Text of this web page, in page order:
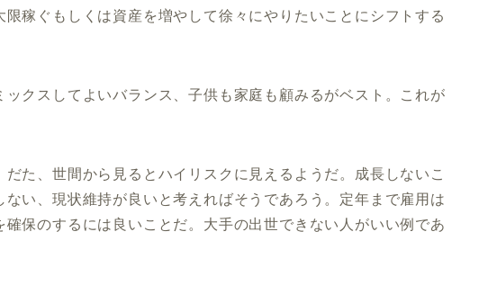
稼ぐもしくは資産を増やして徐々にやりたいことにシフトする
ックスしてよいバランス、子供も家庭も顧みるがベスト。これが
た、世間から見るとハイリスクに見えるようだ。成長しないこ
ない、現状維持が良いと考えればそうであろう。定年まで雇用は
保のするには良いことだ。大手の出世できない人がいい例であ